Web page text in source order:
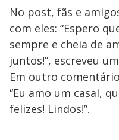
No post, fãs e
com eles: “Espero
sempre e cheia de
juntos!”, escreveu
Em outro
“Eu amo um casal,
felizes! Lindos!”.